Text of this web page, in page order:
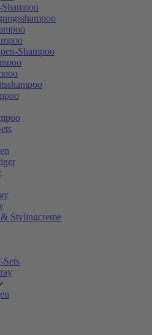
Shampoo
Stylingcreme
Sets